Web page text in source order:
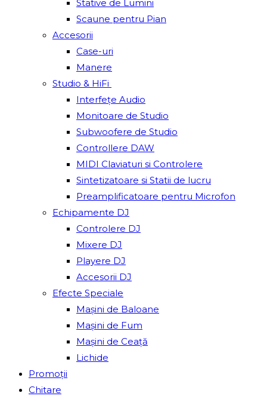
Stative de Lumini
Scaune pentru Pian
Accesorii
Case-uri
Manere
Studio & HiFi
Interfețe Audio
Monitoare de Studio
Subwoofere de Studio
Controllere DAW
MIDI Claviaturi si Controlere
Sintetizatoare si Statii de lucru
Preamplificatoare pentru Microfon
Echipamente DJ
Controlere DJ
Mixere DJ
Playere DJ
Accesorii DJ
Efecte Speciale
Mașini de Baloane
Mașini de Fum
Mașini de Ceață
Lichide
Promoții
Chitare